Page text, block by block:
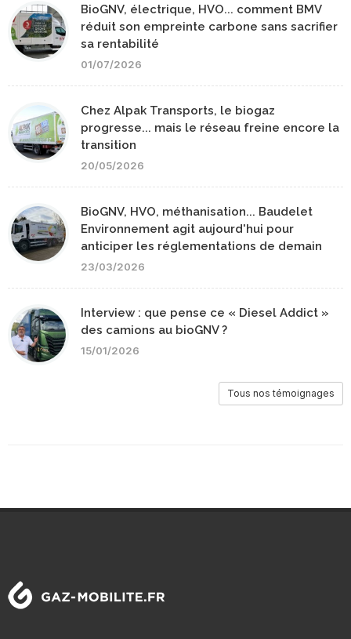
BioGNV, électrique, HVO... comment BMV
réduit son empreinte carbone sans sacrifier
sa rentabilité
01/07/2026
Chez Alpak Transports, le biogaz
progresse... mais le réseau freine encore la
transition
20/05/2026
BioGNV, HVO, méthanisation... Baudelet
Environnement agit aujourd'hui pour
anticiper les réglementations de demain
23/03/2026
Interview : que pense ce « Diesel Addict »
des camions au bioGNV ?
15/01/2026
Tous nos témoignages